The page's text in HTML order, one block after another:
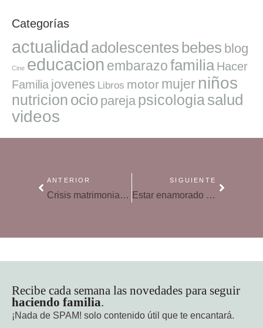
Categorías
actualidad adolescentes bebes blog
Cine educacion embarazofamilia Hacer
Familia jovenes Libros motor mujer niños
nutricion ocio pareja psicologia salud
videos
ANTERIOR
Crisis matrimoniales: más vale prevenir que curar
SIGUIENTE
Estar enamorado es… ¿querer?
Recibe cada semana las novedades para seguir
haciendo familia
¡Nada de SPAM! solo contenido útil que te encantará.